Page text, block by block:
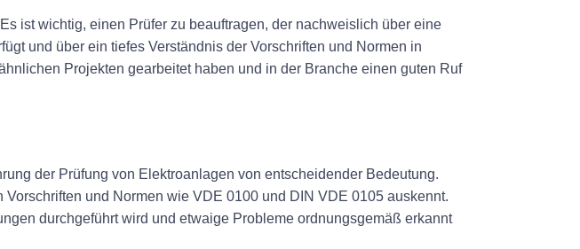
ist wichtig, einen Prüfer zu beauftragen, der nachweislich über eine
und über ein tiefes Verständnis der Vorschriften und Normen in
Projekten gearbeitet haben und in der Branche einen guten Ruf
der Prüfung von Elektroanlagen von entscheidender Bedeutung.
und Normen wie VDE 0100 und DIN VDE 0105 auskennt.
durchgeführt wird und etwaige Probleme ordnungsgemäß erkannt